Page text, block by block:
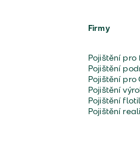
Firmy
Pojištění pro
Pojištění
Pojištění pro
Pojištění
Pojištění flotil
Pojištění